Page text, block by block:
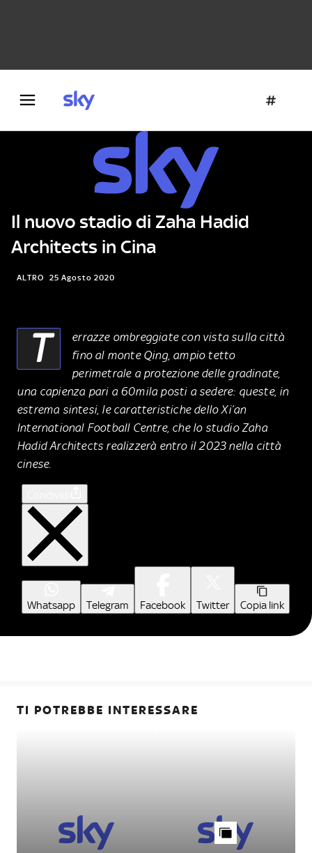
Il nuovo stadio di Zaha Hadid
Architects in Cina
ALTRO 25 Agosto 2020
T
errazze ombreggiate con vista sulla città
fino al monte Qing, ampio tetto
perimetrale a protezione delle gradinate,
una capienza pari a 60mila posti a sedere: queste, in
estrema sintesi, le caratteristiche dello Xi’an
International Football Centre, che lo studio Zaha
Hadid Architects realizzerà entro il 2023 nella città
cinese.
Whatsapp Telegram Facebook Twitter Copia link
TI POTREBBE INTERESSARE